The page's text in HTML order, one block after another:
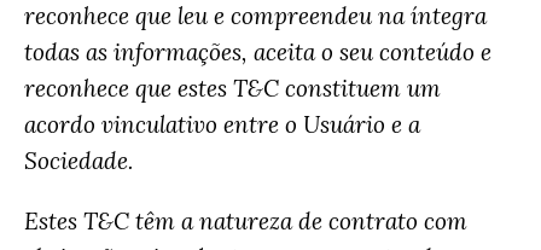
reconhece que leu e compreendeu na íntegra
todas as informações, aceita o seu conteúdo e
reconhece que estes T&C constituem um
acordo vinculativo entre o Usuário e a
Sociedade.
Estes T&C têm a natureza de contrato com